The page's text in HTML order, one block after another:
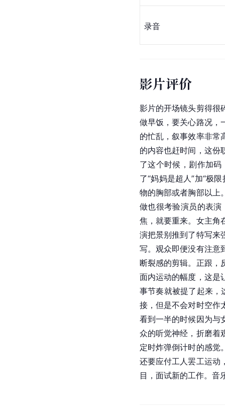
录音
影片评价
影片的开场镜头剪得很
做早饭，要关心路况，
的忙乱，叙事效率非常
的内容也赶时间，这份
了这个时候，剧作加
了“妈妈是超人”加“极
物的胸部或者胸部以上
做也很考验演员的表
焦，就要重来。女主角
演把景别推到了特写来
写。观众即便没有注意
断裂感的剪辑。正跟，
面内运动的幅度，这是
事节奏就被提了起来
接，但是不会对时空作
看到一半的时候因为与
众的听觉神经，折磨着
定时炸弹倒计时的感觉
还要应付工人罢工运动
目，面试新的工作。音